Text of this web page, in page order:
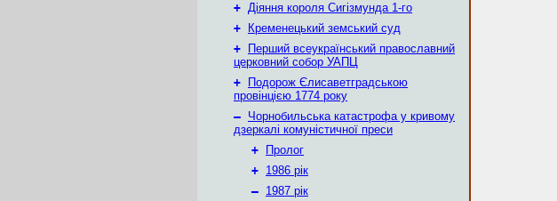
+ Діяння короля Сигізмунда 1-го
+
Кременецький земський суд
+
Перший всеукраїнський православний
церковний собор УАПЦ
+
Подорож Єлисаветградською
провінцією 1774 року
– Чорнобильська катастрофа у кривому
дзеркалі комуністичної преси
+
Пролог
+ 1986 рік
– 1987 рік